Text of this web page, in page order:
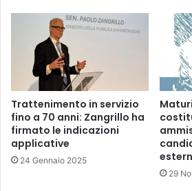
Trattenimento in servizio
fino a 70 anni: Zangrillo ha
firmato le indicazioni
applicative
24 Gennaio 2025
29